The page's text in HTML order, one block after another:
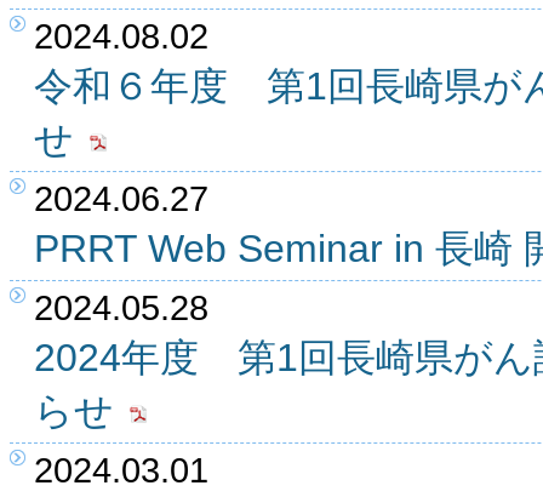
2024.08.02
令和６年度 第1回長崎県が
せ
2024.06.27
PRRT Web Seminar in 長崎
2024.05.28
2024年度 第1回長崎県がん
らせ
2024.03.01